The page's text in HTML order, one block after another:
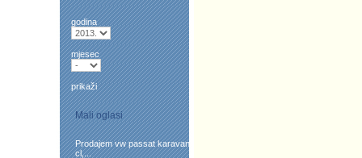
godina
mjesec
prikaži
Mali oglasi
Prodajem vw passat karavan
cl,...